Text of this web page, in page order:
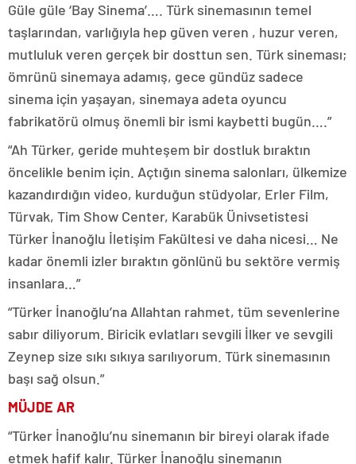
Güle güle ‘Bay Sinema’…. Türk sinemasının temel
taşlarından, varlığıyla hep güven veren , huzur veren,
mutluluk veren gerçek bir dosttun sen. Türk sineması;
ömrünü sinemaya adamış, gece gündüz sadece
sinema için yaşayan, sinemaya adeta oyuncu
fabrikatörü olmuş önemli bir ismi kaybetti bugün….”
“Ah Türker, geride muhteşem bir dostluk bıraktın
öncelikle benim için. Açtığın sinema salonları, ülkemize
kazandırdığın video, kurduğun stüdyolar, Erler Film,
Türvak, Tim Show Center, Karabük Ünivsetistesi
Türker İnanoğlu İletişim Fakültesi ve daha nicesi… Ne
kadar önemli izler bıraktın gönlünü bu sektöre vermiş
insanlara…”
“Türker İnanoğlu’na Allahtan rahmet, tüm sevenlerine
sabır diliyorum. Biricik evlatları sevgili İlker ve sevgili
Zeynep size sıkı sıkıya sarılıyorum. Türk sinemasının
başı sağ olsun.”
MÜJDE AR
“Türker İnanoğlu’nu sinemanın bir bireyi olarak ifade
etmek hafif kalır. Türker İnanoğlu sinemanın